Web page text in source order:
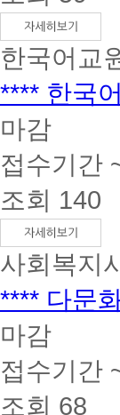
한국어교
**** 한국
마감
접수기간
조회 140
사회복지
**** 다문
마감
접수기간
조회 68